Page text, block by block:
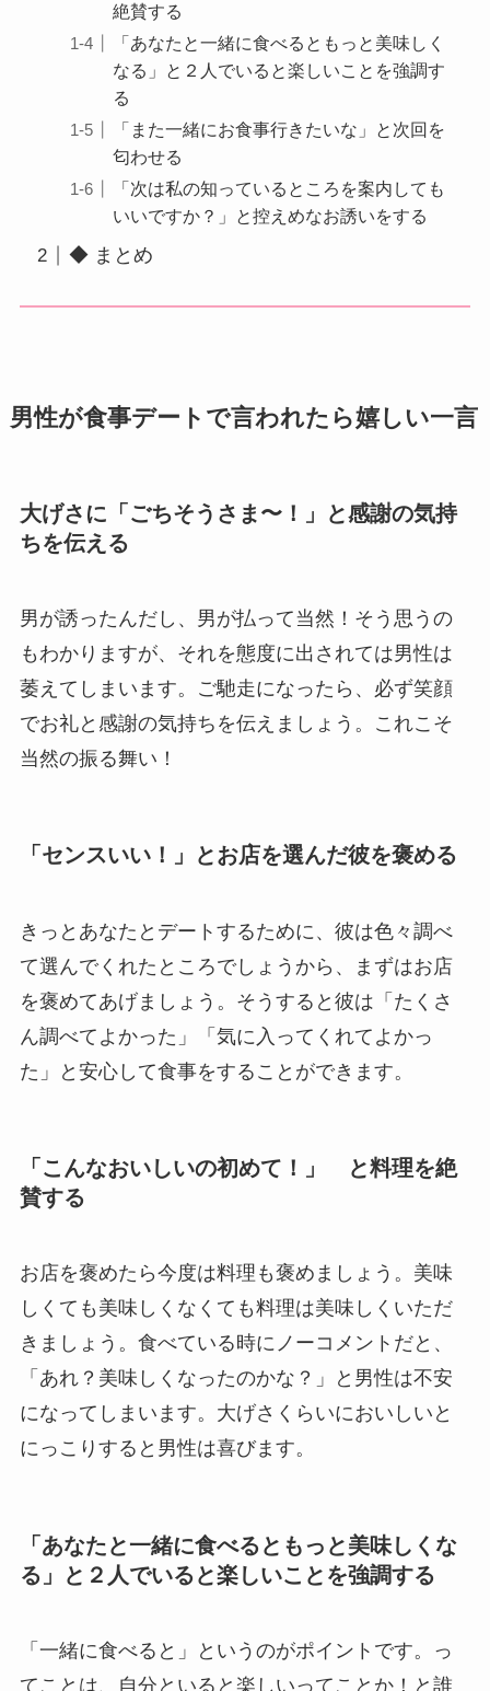
絶賛する
「あなたと一緒に食べるともっと美味しく
なる」と２人でいると楽しいことを強調す
る
「また一緒にお食事行きたいな」と次回を
匂わせる
「次は私の知っているところを案内しても
いいですか？」と控えめなお誘いをする
◆ まとめ
男性が食事デートで言われたら嬉しい一言
大げさに「ごちそうさま〜！」と感謝の気持
ちを伝える
男が誘ったんだし、男が払って当然！そう思うの
もわかりますが、それを態度に出されては男性は
萎えてしまいます。ご馳走になったら、必ず笑顔
でお礼と感謝の気持ちを伝えましょう。これこそ
当然の振る舞い！
「センスいい！」とお店を選んだ彼を褒める
きっとあなたとデートするために、彼は色々調べ
て選んでくれたところでしょうから、まずはお店
を褒めてあげましょう。そうすると彼は「たくさ
ん調べてよかった」「気に入ってくれてよかっ
た」と安心して食事をすることができます。
「こんなおいしいの初めて！」 と料理を絶
賛する
お店を褒めたら今度は料理も褒めましょう。美味
しくても美味しくなくても料理は美味しくいただ
きましょう。食べている時にノーコメントだと、
「あれ？美味しくなったのかな？」と男性は不安
になってしまいます。大げさくらいにおいしいと
にっこりすると男性は喜びます。
「あなたと一緒に食べるともっと美味しくな
る」と２人でいると楽しいことを強調する
「一緒に食べると」というのがポイントです。っ
てことは、自分といると楽しいってことか！と誰